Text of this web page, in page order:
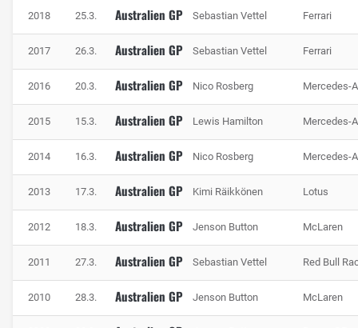
Besonders fordernd ist der 5,279 Kilometer lange Albert
Park Circuit für die Bremsen der Boliden. Sechs Mal wird
verbringen die Piloten 15 % der Runde auf der Bremse. Das
häufige Herunterbremsen führt zu ebenso vielen
gefragt. Zusammen mit einem Vollgasanteil von 70 %
sorgen die vielen Beschleunigungsphasen jedoch für einen
hohen Benzinverbrauch. Für die MGU-K sind die
Bremsphasen allerdings ein Geschenk, denn hier kann jede
Menge kinetische Energie zurückgewonnen werden.
2018 25.3. Australien GP Sebastian Vettel Ferrari
2017 26.3. Australien GP Sebastian Vettel Ferrari
2016 20.3. Australien GP Nico Rosberg Mercedes-
2015 15.3. Australien GP Lewis Hamilton Mercedes-
2014 16.3. Australien GP Nico Rosberg Mercedes-
2013 17.3. Australien GP Kimi Räikkönen Lotus
2012 18.3. Australien GP Jenson Button McLaren
2011 27.3. Australien GP Sebastian Vettel Red Bull
2010 28.3. Australien GP Jenson Button McLaren